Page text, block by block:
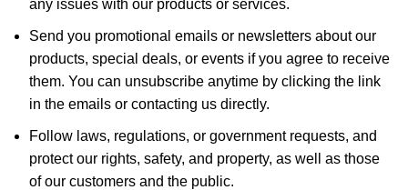
any issues with our products or services.
Send you promotional emails or newsletters about our
products, special deals, or events if you agree to receive
them. You can unsubscribe anytime by clicking the link
in the emails or contacting us directly.
Follow laws, regulations, or government requests, and
protect our rights, safety, and property, as well as those
of our customers and the public.